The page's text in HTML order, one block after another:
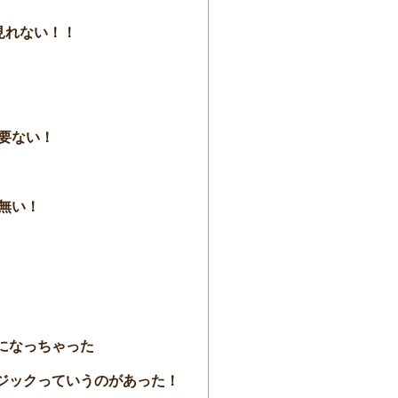
ない！！
ない！
い！
なっちゃった
ックっていうのがあった！